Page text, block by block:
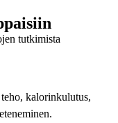
tutkimista
kalorinkulutus,